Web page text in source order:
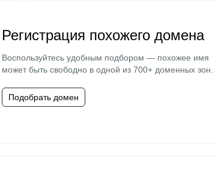
Регистрация похожего домена
Воспользуйтесь удобным подбором — похожее имя
может быть свободно в одной из 700+ доменных зон.
Подобрать домен